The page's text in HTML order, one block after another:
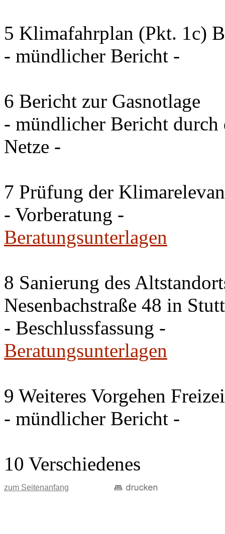
5 Klimafahrplan (Pkt. 1c)
- mündlicher Bericht -
6 Bericht zur Gasnotlage
- mündlicher Bericht
Netze -
7 Prüfung der
- Vorberatung -
Beratungsunterlagen
8 Sanierung des
Nesenbachstraße 48 in
- Beschlussfassung -
Beratungsunterlagen
9 Weiteres Vorgehen
- mündlicher Bericht -
10 Verschiedenes
zum Seitenanfang